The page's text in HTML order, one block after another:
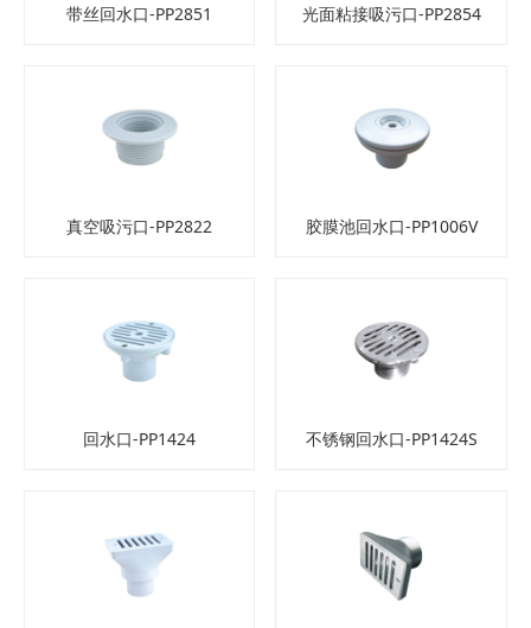
带丝回水口-PP2851 光面粘接吸污口-PP2854
真空吸污口-PP2822 胶膜池回水口-PP1006V
回水口-PP1424 不锈钢回水口-PP1424S